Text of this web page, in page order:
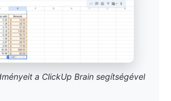
a ClickUp Brain segítségével